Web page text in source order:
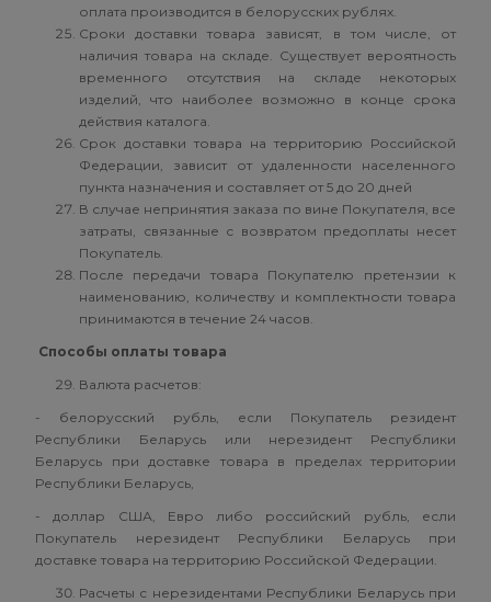
оплата производится в белорусских рублях.
Сроки доставки товара зависят, в том числе, от
наличия товара на складе. Существует вероятность
временного отсутствия на складе некоторых
изделий, что наиболее возможно в конце срока
действия каталога.
Срок доставки товара на территорию Российской
Федерации, зависит от удаленности населенного
пункта назначения и составляет от 5 до 20 дней
В случае непринятия заказа по вине Покупателя, все
затраты, связанные с возвратом предоплаты несет
Покупатель.
После передачи товара Покупателю претензии к
наименованию, количеству и комплектности товара
принимаются в течение 24 часов.
Способы оплаты товара
Валюта расчетов:
- белорусский рубль, если Покупатель резидент
Республики Беларусь или нерезидент Республики
Беларусь при доставке товара в пределах территории
Республики Беларусь,
- доллар США, Евро либо российский рубль, если
Покупатель нерезидент Республики Беларусь при
доставке товара на территорию Российской Федерации.
Расчеты с нерезидентами Республики Беларусь при